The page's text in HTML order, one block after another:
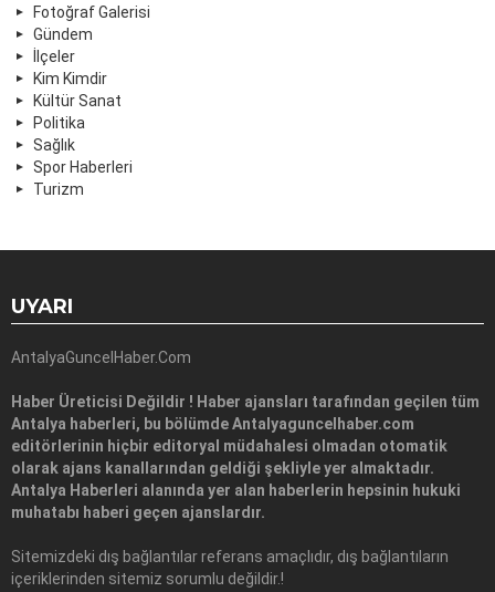
Fotoğraf Galerisi
Gündem
İlçeler
Kim Kimdir
Kültür Sanat
Politika
Sağlık
Spor Haberleri
Turizm
UYARI
AntalyaGuncelHaber.Com
Haber Üreticisi Değildir ! Haber ajansları tarafından geçilen tüm
Antalya haberleri, bu bölümde Antalyaguncelhaber.com
editörlerinin hiçbir editoryal müdahalesi olmadan otomatik
olarak ajans kanallarından geldiği şekliyle yer almaktadır.
Antalya Haberleri alanında yer alan haberlerin hepsinin hukuki
muhatabı haberi geçen ajanslardır.
Sitemizdeki dış bağlantılar referans amaçlıdır, dış bağlantıların
içeriklerinden sitemiz sorumlu değildir.!